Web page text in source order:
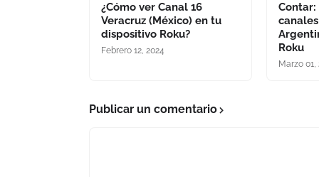
¿Cómo ver Canal 16
Veracruz (México) en tu
dispositivo Roku?
Febrero 12, 2024
Roku
Marzo 01,
Publicar un comentario